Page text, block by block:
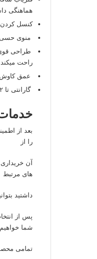
هماهنگی
کنسل کردن
منوی حسی
طراحی
راحت میکند.
عمق کاوش ۲ متر
گارانتی تا ۲ سال
بعد از
را از
آن
های مرتبط
داشتید
پس از
شما خواهیم
تمامی